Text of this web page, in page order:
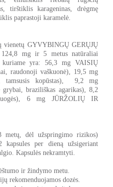
tirštiklis karageninas, drėgmę
paprastoji karamelė.
vienetų GYVYBINGŲ GERŲJŲ
mg ir 5 metus natūraliai
kuriame yra: 56,3 mg VAISIŲ
raudonoji vaškuonė), 19,5 mg
tamsusis kopūstas), 9,2 mg
braziliškas agarikas), 8,2
6 mg JŪRŽOLIŲ IR
metų, dėl užspringimo rizikos)
kapsules per dieną užsigeriant
Kapsulės nekramtyti.
ir žindymo metu.
rekomenduojamos dozės.